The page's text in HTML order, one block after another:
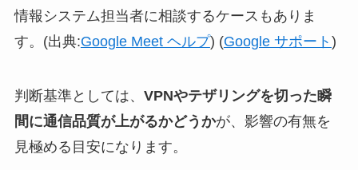
情報システム担当者に相談するケースもありま
す。(出典:Google Meet ヘルプ) (Google サポート )
判断基準としては、 VPNやテザリングを切った瞬
間に通信品質が上がるかどうかが、影響の有無を
見極める目安になります。